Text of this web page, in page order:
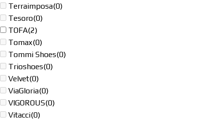
Terraimposa(0)
Tesoro(0)
TOFA(2)
Tomax(0)
Tommi Shoes(0)
Trioshoes(0)
Velvet(0)
ViaGloria(0)
VIGOROUS(0)
Vitacci(0)